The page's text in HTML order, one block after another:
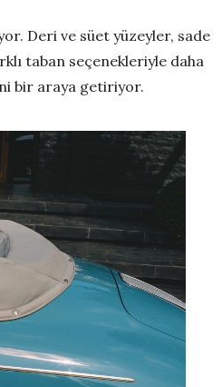
Deri ve süet yüzeyler, sade
taban seçenekleriyle daha
bir araya getiriyor.